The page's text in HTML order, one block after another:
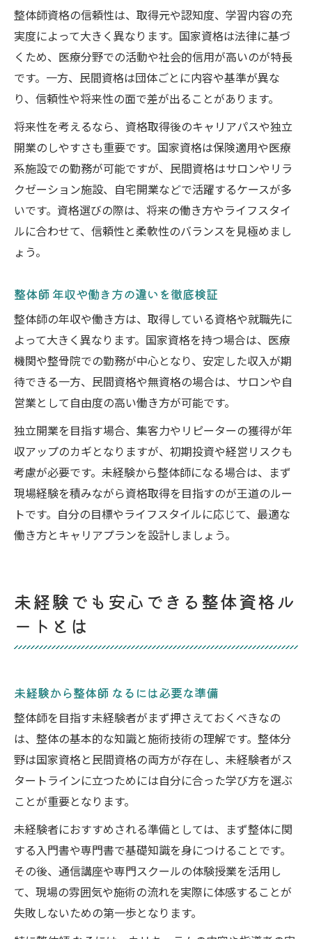
整体師資格の信頼性は、取得元や認知度、学習内容の充
実度によって大きく異なります。国家資格は法律に基づ
くため、医療分野での活動や社会的信用が高いのが特長
です。一方、民間資格は団体ごとに内容や基準が異な
り、信頼性や将来性の面で差が出ることがあります。
将来性を考えるなら、資格取得後のキャリアパスや独立
開業のしやすさも重要です。国家資格は保険適用や医療
系施設での勤務が可能ですが、民間資格はサロンやリラ
クゼーション施設、自宅開業などで活躍するケースが多
いです。資格選びの際は、将来の働き方やライフスタイ
ルに合わせて、信頼性と柔軟性のバランスを見極めまし
ょう。
整体師 年収や働き方の違いを徹底検証
整体師の年収や働き方は、取得している資格や就職先に
よって大きく異なります。国家資格を持つ場合は、医療
機関や整骨院での勤務が中心となり、安定した収入が期
待できる一方、民間資格や無資格の場合は、サロンや自
営業として自由度の高い働き方が可能です。
独立開業を目指す場合、集客力やリピーターの獲得が年
収アップのカギとなりますが、初期投資や経営リスクも
考慮が必要です。未経験から整体師になる場合は、まず
現場経験を積みながら資格取得を目指すのが王道のルー
トです。自分の目標やライフスタイルに応じて、最適な
働き方とキャリアプランを設計しましょう。
未経験でも安心できる整体資格ル
ートとは
未経験から整体師 なるには必要な準備
整体師を目指す未経験者がまず押さえておくべきなの
は、整体の基本的な知識と施術技術の理解です。整体分
野は国家資格と民間資格の両方が存在し、未経験者がス
タートラインに立つためには自分に合った学び方を選ぶ
ことが重要となります。
未経験者におすすめされる準備としては、まず整体に関
する入門書や専門書で基礎知識を身につけることです。
その後、通信講座や専門スクールの体験授業を活用し
て、現場の雰囲気や施術の流れを実際に体感することが
失敗しないための第一歩となります。